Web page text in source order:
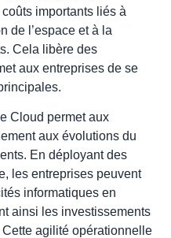
importants liés à
de l’espace et à la
Cela libère des
aux entreprises de se
Cloud permet aux
aux évolutions du
En déployant des
les entreprises peuvent
informatiques en
ainsi les investissements
agilité opérationnelle